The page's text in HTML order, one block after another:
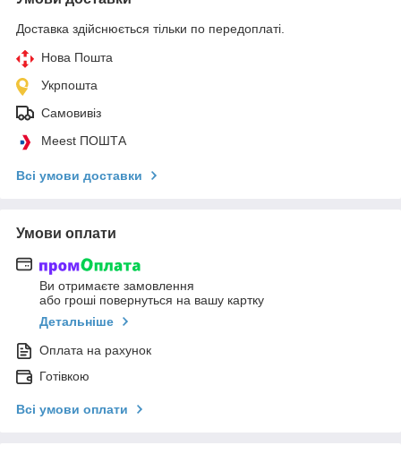
Доставка здійснюється тільки по передоплаті.
Нова Пошта
Укрпошта
Самовивіз
Meest ПОШТА
Всі умови доставки
Умови оплати
Ви отримаєте замовлення
або гроші повернуться на вашу картку
Детальніше
Оплата на рахунок
Готівкою
Всі умови оплати